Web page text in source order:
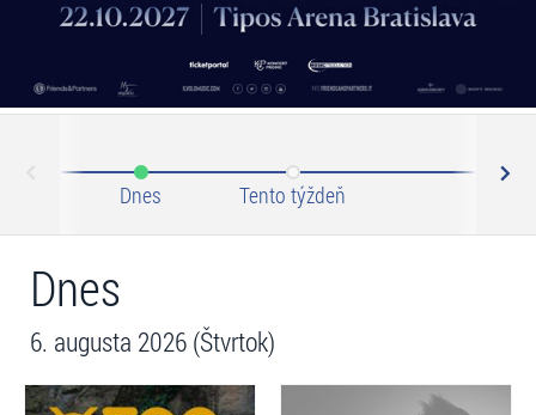
Dnes Tento týždeň
Dnes
6. augusta 2026 (Štvrtok)